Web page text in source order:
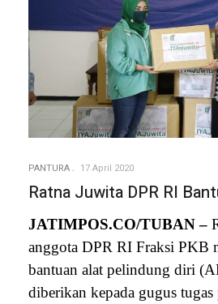
PANTURA 17 April 2020
Ratna Juwita DPR RI
JATIMPOS.CO/TUBAN –
anggota DPR RI Fraksi PKB
bantuan alat pelindung diri
diberikan kepada gugus tugas